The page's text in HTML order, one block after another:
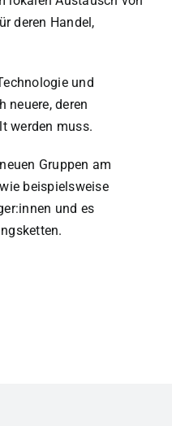
deren Handel,
und
neuere, deren
werden muss.
Gruppen am
beispielsweise
und es